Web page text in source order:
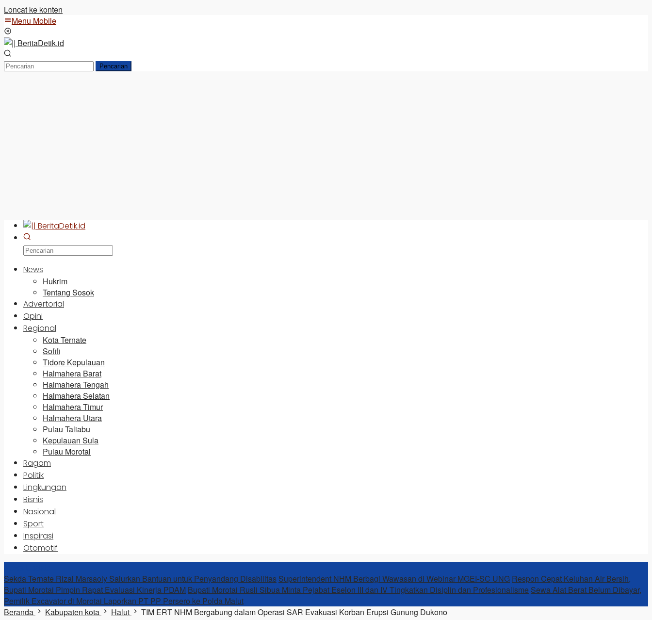
Loncat ke konten
Menu Mobile
Pencarian
News
Hukrim
Tentang Sosok
Advertorial
Opini
Regional
Kota Ternate
Sofifi
Tidore Kepulauan
Halmahera Barat
Halmahera Tengah
Halmahera Selatan
Halmahera Timur
Halmahera Utara
Pulau Taliabu
Kepulauan Sula
Pulau Morotai
Ragam
Politik
Lingkungan
Bisnis
Nasional
Sport
Inspirasi
Otomotif
Sekda Ternate Rizal Marsaoly Salurkan Bantuan untuk Penyandang Disabilitas Superintendent NHM Berbagi Wawasan di Webinar MGEI-SC UNG Respon Cepat Keluhan Air Bersih,
Bupati Morotai Pimpin Rapat Evaluasi Kinerja PDAM Bupati Morotai Rusli Sibua Minta Pejabat Eselon III dan IV Tingkatkan Disiplin dan Profesionalisme Sewa Alat Berat Belum Dibayar,
Pemilik Excavator di Morotai Laporkan PT PP Persero ke Polda Malut
Beranda
Kabupaten kota Halut TIM ERT NHM Bergabung dalam Operasi SAR Evakuasi Korban Erupsi Gunung Dukono